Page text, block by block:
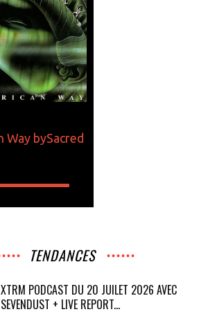
TENDANCES
XTRM PODCAST DU 20 JUILET 2026 AVEC
SEVENDUST + LIVE REPORT...